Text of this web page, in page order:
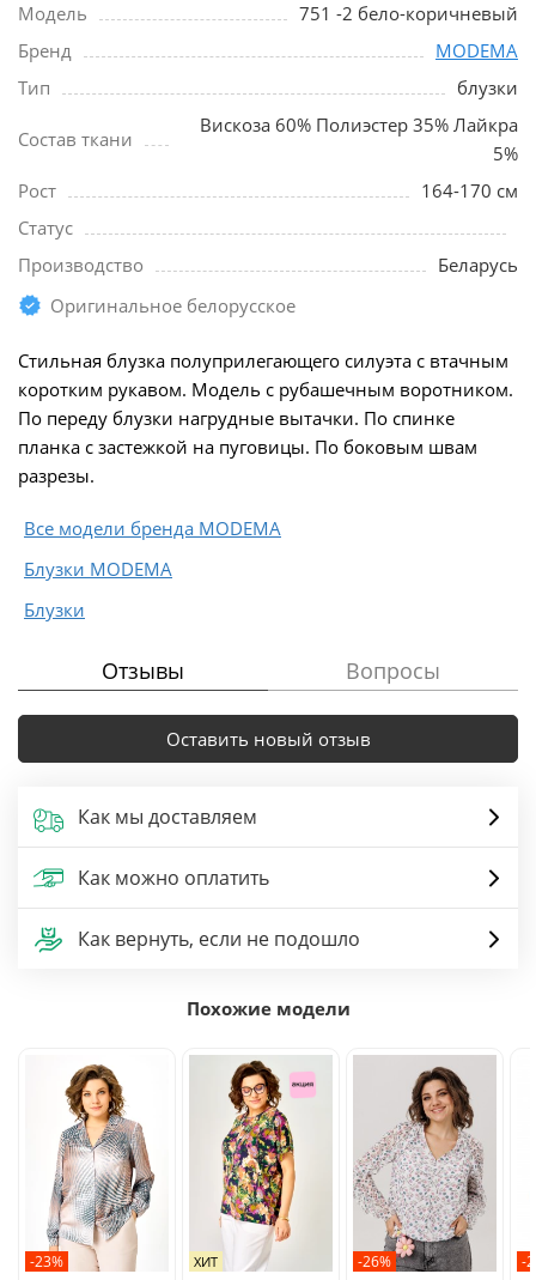
Модель
751 -2 бело-коричневый
Бренд
MODEMA
Тип
блузки
Состав ткани
Вискоза 60% Полиэстер 35% Лайкра
5%
Рост
164-170 см
Статус
Производство
Беларусь
Оригинальное белорусское
Стильная блузка полуприлегающего силуэта с втачным
коротким рукавом. Модель c рубашечным воротником.
По переду блузки нагрудные вытачки. По спинке
планка с застежкой на пуговицы. По боковым швам
разрезы.
Все модели бренда MODEMA
Блузки MODEMA
Блузки
Отзывы Вопросы
Оставить новый отзыв
Как мы доставляем
Как можно оплатить
Как вернуть, если не подошло
Похожие модели
-23% ХИТ -26% -